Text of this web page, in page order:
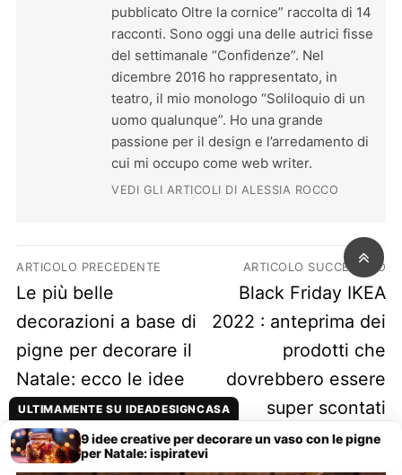
pubblicato Oltre la cornice” raccolta di 14
racconti. Sono oggi una delle autrici fisse
del settimanale “Confidenze”. Nel
dicembre 2016 ho rappresentato, in
teatro, il mio monologo “Soliloquio di un
uomo qualunque”. Ho una grande
passione per il design e l’arredamento di
cui mi occupo come web writer.
VEDI GLI ARTICOLI DI ALESSIA ROCCO
Navigazione articoli
ARTICOLO PRECEDENTE
Previous post:
Le più belle
decorazioni a base di
pigne per decorare il
Natale: ecco le idee
fai da te da non
perdere
ARTICOLO SUCCESSIVO
Next post:
Black Friday IKEA
2022 : anteprima dei
prodotti che
dovrebbero essere
super scontati
ULTIMAMENTE SU IDEADESIGNCASA
9 idee creative per decorare un vaso con le pigne
per Natale: ispiratevi